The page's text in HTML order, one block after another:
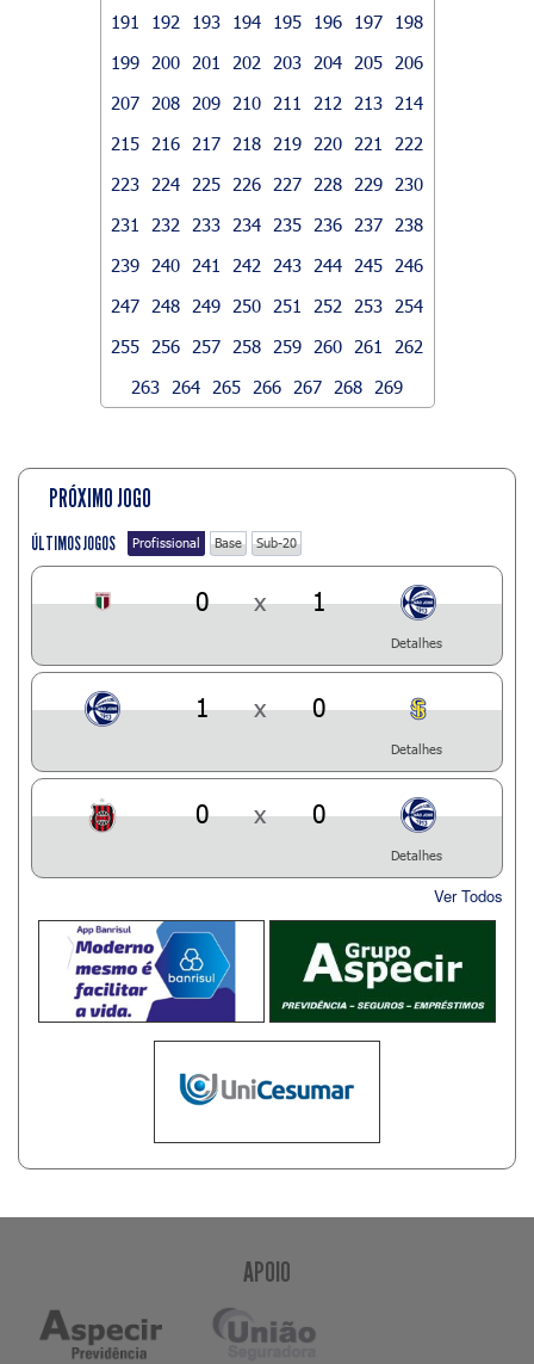
191
192 193 194 195 196 197
198
199
200 201 202 203 204 205
206
207
208 209 210 211 212 213
214
215
216 217 218 219 220 221
222
223
224 225 226 227 228 229
230
231
232 233 234 235 236 237
238
239
240 241 242 243 244 245
246
247
248 249 250 251 252 253
254
255
256 257 258 259 260 261
262
263
264 265 266 267 268 269
PRÓXIMO JOGO
ÚLTIMOS JOGOS Profissional Base Sub-20
0 x 1
Detalhes
1 x 0
Detalhes
0 x 0
Detalhes
Ver Todos
APOIO